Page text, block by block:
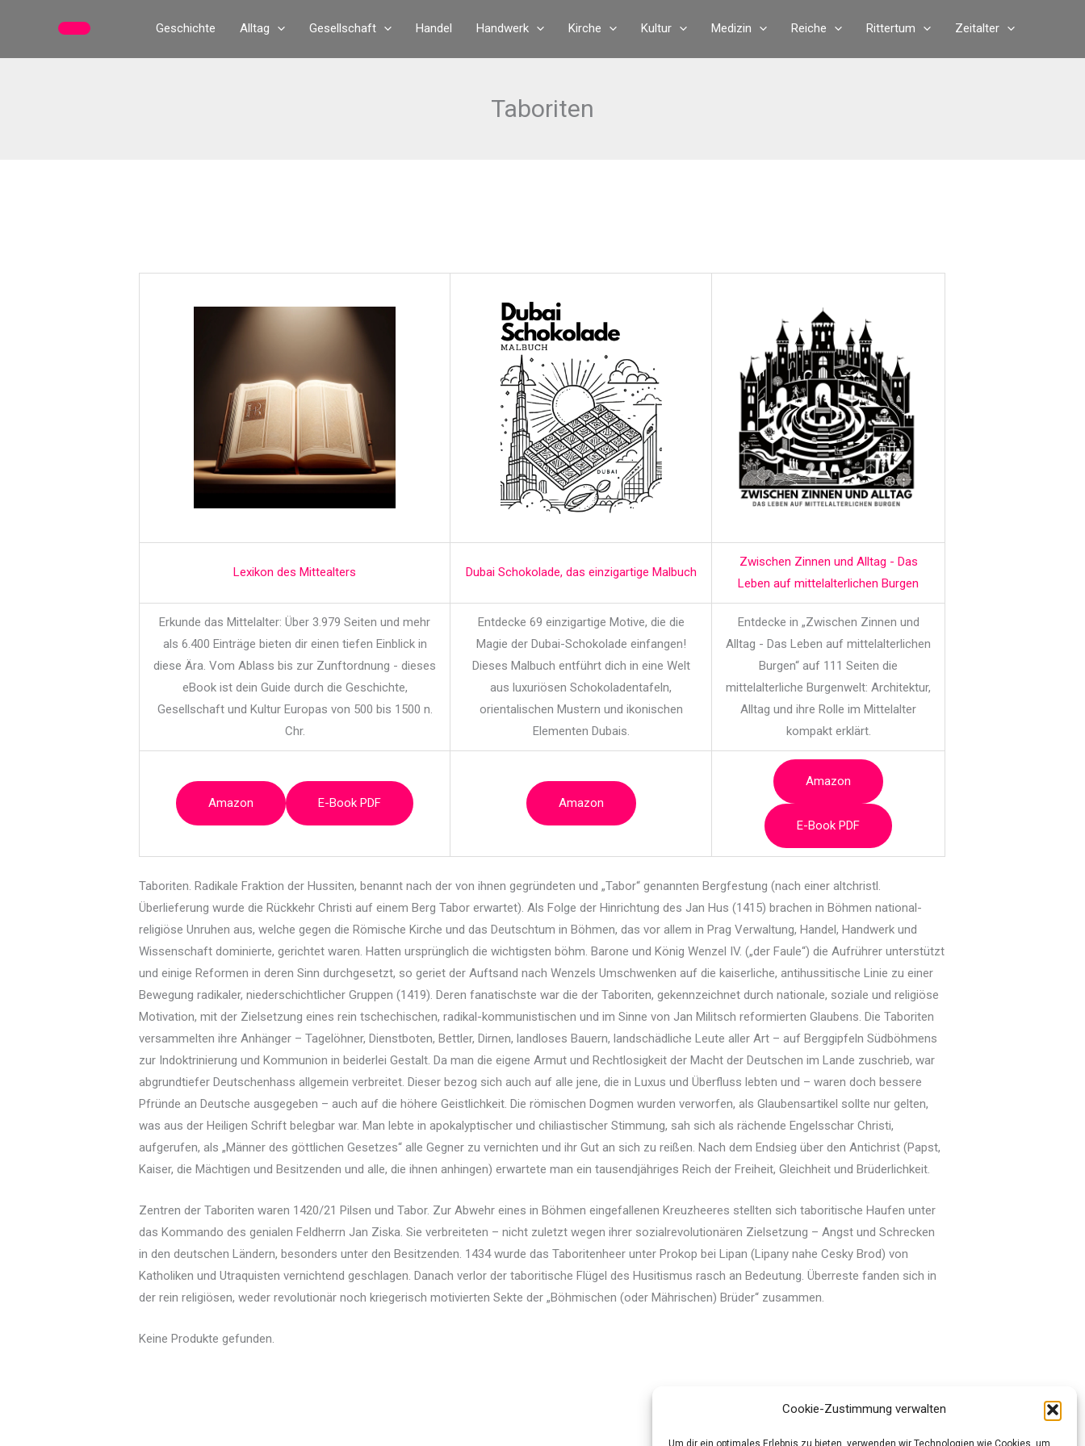
Cookie-Zustimmung verwalten
Um dir ein optimales Erlebnis zu bieten, verwenden wir Technologien wie Cookies, um
Geschichte Alltag Gesellschaft Handel Handwerk Kirche Kultur Medizin Reiche Rittertum Zeitalter
Taboriten
Lexikon des Mittealters Dubai Schokolade, das einzigartige Malbuch
Zwischen Zinnen und Alltag - Das
Leben auf mittelalterlichen Burgen
Erkunde das Mittelalter: Über 3.979 Seiten und mehr
als 6.400 Einträge bieten dir einen tiefen Einblick in
diese Ära. Vom Ablass bis zur Zunftordnung - dieses
eBook ist dein Guide durch die Geschichte,
Gesellschaft und Kultur Europas von 500 bis 1500 n.
Chr.
Entdecke 69 einzigartige Motive, die die
Magie der Dubai-Schokolade einfangen!
Dieses Malbuch entführt dich in eine Welt
aus luxuriösen Schokoladentafeln,
orientalischen Mustern und ikonischen
Elementen Dubais.
Entdecke in „Zwischen Zinnen und
Alltag - Das Leben auf mittelalterlichen
Burgen“ auf 111 Seiten die
mittelalterliche Burgenwelt: Architektur,
Alltag und ihre Rolle im Mittelalter
kompakt erklärt.
Amazon E-Book PDF Amazon
Amazon
E-Book PDF
Taboriten. Radikale Fraktion der Hussiten, benannt nach der von ihnen gegründeten und„Tabor“ genannten Bergfestung (nach einer altchristl.
Überlieferung wurde die Rückkehr Christi auf einem Berg Tabor erwartet). Als Folge der Hinrichtung des Jan Hus (1415) brachen in Böhmen national-
religiöse Unruhen aus, welche gegen die Römische Kirche und das Deutschtum in Böhmen, das vor allem in Prag Verwaltung, Handel, Handwerk und
Wissenschaft dominierte, gerichtet waren. Hatten ursprünglich die wichtigsten böhm. Barone und König Wenzel IV. („der Faule“) die Aufrührer unterstützt
und einige Reformen in deren Sinn durchgesetzt, so geriet der Auftsand nach Wenzels Umschwenken auf die kaiserliche, antihussitische Linie zu einer
Bewegung radikaler, niederschichtlicher Gruppen (1419). Deren fanatischste war die der Taboriten, gekennzeichnet durch nationale, soziale und religiöse
Motivation, mit der Zielsetzung eines rein tschechischen, radikal-kommunistischen und im Sinne von Jan Militsch reformierten Glaubens. Die Taboriten
versammelten ihre Anhänger – Tagelöhner, Dienstboten, Bettler, Dirnen, landloses Bauern, landschädliche Leute aller Art – auf Berggipfeln Südböhmens
zur Indoktrinierung und Kommunion in beiderlei Gestalt. Da man die eigene Armut und Rechtlosigkeit der Macht der Deutschen im Lande zuschrieb, war
abgrundtiefer Deutschenhass allgemein verbreitet. Dieser bezog sich auch auf alle jene, die in Luxus und Überfluss lebten und – waren doch bessere
Pfründe an Deutsche ausgegeben – auch auf die höhere Geistlichkeit. Die römischen Dogmen wurden verworfen, als Glaubensartikel sollte nur gelten,
was aus der Heiligen Schrift belegbar war. Man lebte in apokalyptischer und chiliastischer Stimmung, sah sich als rächende Engelsschar Christi,
aufgerufen, als „Männer des göttlichen Gesetzes“ alle Gegner zu vernichten und ihr Gut an sich zu reißen. Nach dem Endsieg über den Antichrist (Papst,
Kaiser, die Mächtigen und Besitzenden und alle, die ihnen anhingen) erwartete man ein tausendjähriges Reich der Freiheit, Gleichheit und Brüderlichkeit.
Zentren der Taboriten waren 1420/21 Pilsen und Tabor. Zur Abwehr eines in Böhmen eingefallenen Kreuzheeres stellten sich taboritische Haufen unter
das Kommando des genialen Feldherrn Jan Ziska. Sie verbreiteten – nicht zuletzt wegen ihrer sozialrevolutionären Zielsetzung – Angst und Schrecken
in den deutschen Ländern, besonders unter den Besitzenden. 1434 wurde das Taboritenheer unter Prokop bei Lipan (Lipany nahe Cesky Brod) von
Katholiken und Utraquisten vernichtend geschlagen. Danach verlor der taboritische Flügel des Husitismus rasch an Bedeutung. Überreste fanden sich in
der rein religiösen, weder revolutionär noch kriegerisch motivierten Sekte der „Böhmischen (oder Mährischen) Brüder“ zusammen.
Keine Produkte gefunden.